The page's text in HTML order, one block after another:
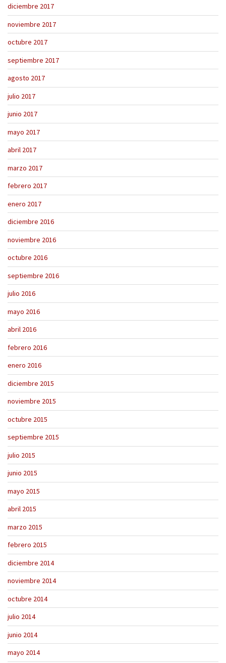
diciembre 2017
noviembre 2017
octubre 2017
septiembre 2017
agosto 2017
julio 2017
junio 2017
mayo 2017
abril 2017
marzo 2017
febrero 2017
enero 2017
diciembre 2016
noviembre 2016
octubre 2016
septiembre 2016
julio 2016
mayo 2016
abril 2016
febrero 2016
enero 2016
diciembre 2015
noviembre 2015
octubre 2015
septiembre 2015
julio 2015
junio 2015
mayo 2015
abril 2015
marzo 2015
febrero 2015
diciembre 2014
noviembre 2014
octubre 2014
julio 2014
junio 2014
mayo 2014